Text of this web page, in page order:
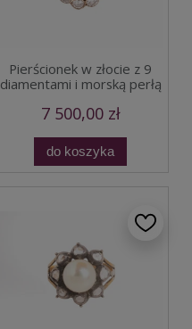
Pierścionek w złocie z 9
diamentami i morską perłą
7 500,00 zł
do koszyka